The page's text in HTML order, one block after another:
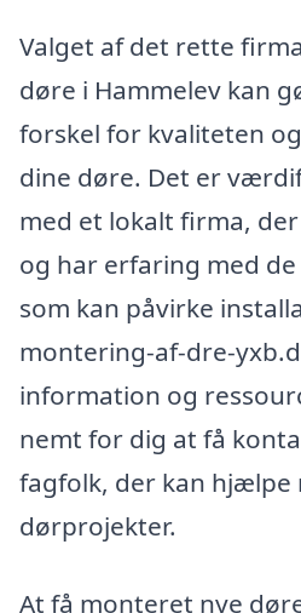
Valget af det rette
døre i Hammelev kan
forskel for kvaliteten
dine døre. Det er
med et lokalt firma,
og har erfaring med
som kan påvirke
montering-af-dre-
information og
nemt for dig at få
fagfolk, der kan hjælpe
dørprojekter.
At få monteret nye